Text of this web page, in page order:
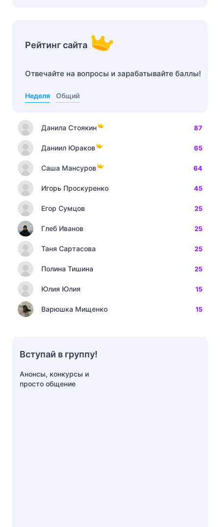
Рейтинг сайта
Отвечайте на вопросы и зарабатывайте баллы!
Неделя Общий
Данила Стоякин 87
Даниил Юраков 65
Саша Мансуров 64
Игорь Проскуренко 45
Егор Сумцов 25
Глеб Иванов 25
Таня Сартасова 25
Полина Тишина 25
Юлия Юлия 15
Варюшка Мищенко 15
Вступай в группу!
Анонсы, конкурсы и
просто общение